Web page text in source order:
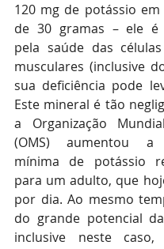
120 mg de potássio
de 30 gramas – ele é
pela saúde das
musculares (inclusive
sua deficiência pode
Este mineral é tão
a Organização
(OMS) aumentou a
mínima de potássio
para um adulto, que
por dia. Ao mesmo
do grande potencial
inclusive neste